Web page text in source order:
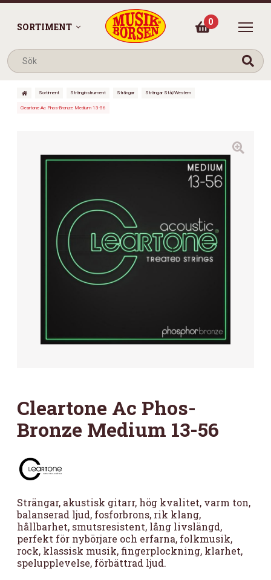
SORTIMENT 0
Sortiment Stränginstrument Strängar Strängar Stål/Western
Cleartone Ac Phos-Bronze Medium 13-56
Cleartone Ac Phos-
Bronze Medium 13-56
Strängar, akustisk gitarr, hög kvalitet, varm ton,
balanserad ljud, fosforbrons, rik klang,
hållbarhet, smutsresistent, lång livslängd,
perfekt för nybörjare och erfarna, folkmusik,
rock, klassisk musik, fingerplockning, klarhet,
spelupplevelse, förbättrad ljud.